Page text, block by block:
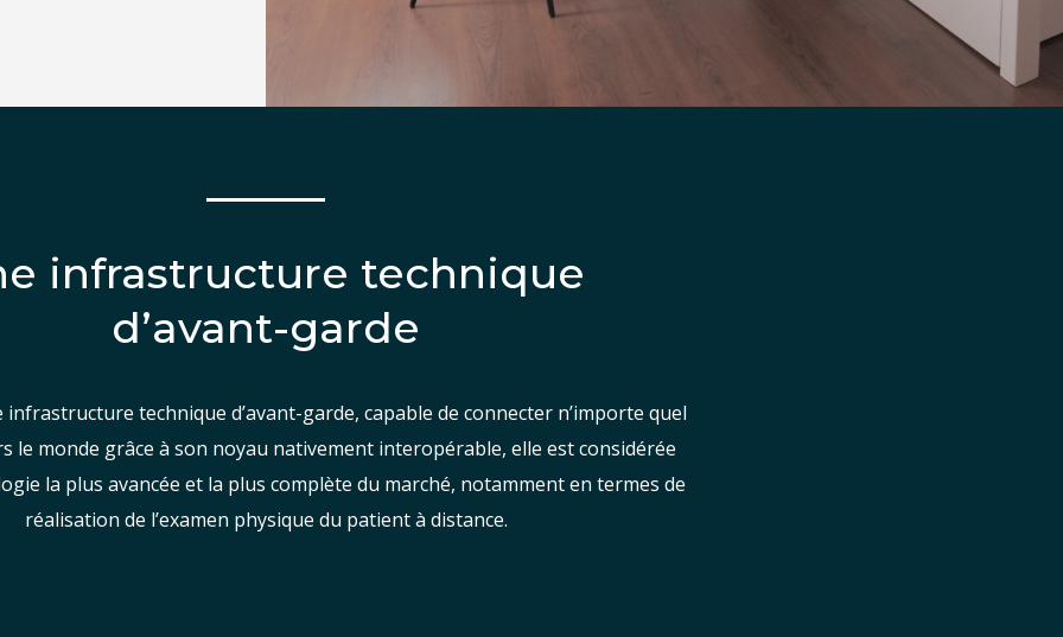
infrastructure technique
d’avant-garde
technique d’avant-garde, capable de connecter n’importe quel
le monde grâce à son noyau nativement interopérable, elle est considérée
la plus avancée et la plus complète du marché, notamment en termes de
réalisation de l’examen physique du patient à distance.